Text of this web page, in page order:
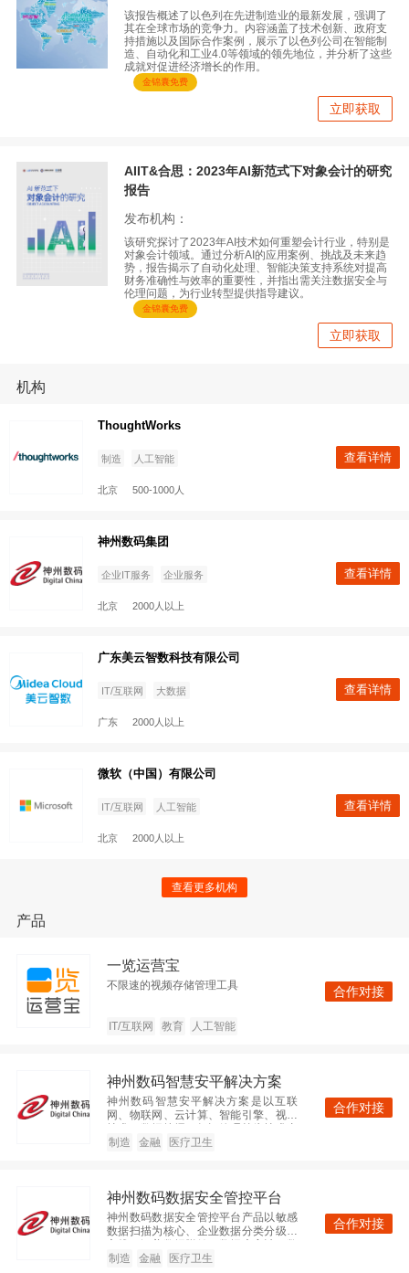
该报告概述了以色列在先进制造业的最新发展，强调了
其在全球市场的竞争力。内容涵盖了技术创新、政府支
持措施以及国际合作案例，展示了以色列公司在智能制
造、自动化和工业4.0等领域的领先地位，并分析了这些
成就对促进经济增长的作用。
金锦囊免费
立即获取
AIIT&合思：2023年AI新范式下对象会计的研究
报告
发布机构：
该研究探讨了2023年AI技术如何重塑会计行业，特别是
对象会计领域。通过分析AI的应用案例、挑战及未来趋
势，报告揭示了自动化处理、智能决策支持系统对提高
财务准确性与效率的重要性，并指出需关注数据安全与
伦理问题，为行业转型提供指导建议。
金锦囊免费
立即获取
机构
ThoughtWorks
北京 2000人以上
广东美云智数科技有限公司
广东 2000人以上
微软（中国）有限公司
查看更多机构
产品
一览运营宝
不限速的视频存储管理工具
IT/互联网 教育 人工智能
合作对接
神州数码智慧安平解决方案
神州数码智慧安平解决方案是以互联
网、物联网、云计算、智能引擎、视频
撑，以公安信息化为核心，通过互联
享、深度应用”之目标的警务发展新理念
和新模式。
制造 金融 医疗卫生
合作对接
神州数码数据安全管控平台
神州数码数据安全管控平台产品以敏感
数据扫描为核心、企业数据分类分级为
据分类分级管理、数据安全共享等多个
制造 金融 医疗卫生
合作对接